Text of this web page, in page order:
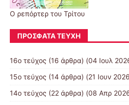
Ο ρεπόρτερ του Τρίτου
ΠΡΌΣΦΑΤΑ ΤΕΎΧΗ
16ο τεύχος (16 άρθρα) (04 Ιουλ
15ο τεύχος (14 άρθρα) (21 Ιουν
14ο τεύχος (22 άρθρα) (08 Απρ